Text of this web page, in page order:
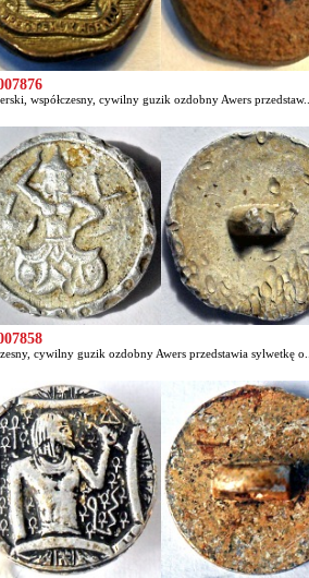
współczesny, cywilny guzik ozdobny Awers przedstaw...
cywilny guzik ozdobny Awers przedstawia sylwetkę o...